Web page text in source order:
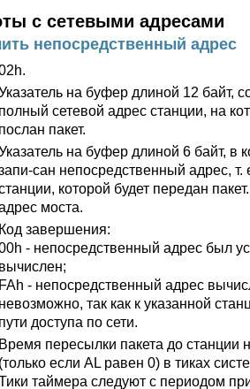
с сетевыми адресами
непосредственный адрес
на буфер длиной 12 байт,
полный сетевой адрес станции, на
послан пакет.
на буфер длиной 6 байт, в
сан непосредственный адрес, т.
которой будет передан
моста.
Код завершения:
- непосредственный адрес был
вычислен;
FAh - непосредственный адрес
невозможно, так как к указанной
пути доступа по сети.
Время пересылки пакета до станции
(только если AL равен 0) в тиках
таймера следуют с периодом